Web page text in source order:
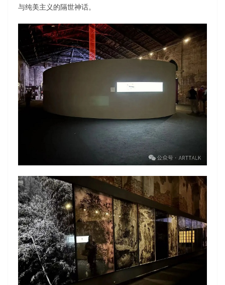
与纯美主义的隔世神话。